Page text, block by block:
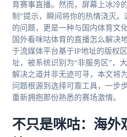
育赛事直播。然而，屏幕上冰冷
制”提示，瞬间将你的热情浇灭
的问题，更是一种与国内体育文
国外看咪咕体育的直播怎么解决
于流媒体平台基于IP地址的版权
址，被系统识别为“非服务区”，
解决之道并非无迹可寻，本文将
问题根源到选择可靠工具，一步
重新拥抱那份熟悉的赛场激情。
不只是咪咕：海外